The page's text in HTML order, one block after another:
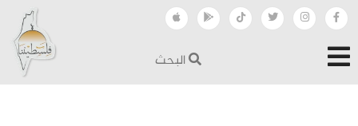
البحث